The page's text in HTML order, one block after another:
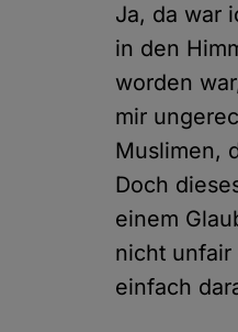
Ja, da war
in den
worden
mir
Muslimen,
Doch
einem
nicht unfair
einfach